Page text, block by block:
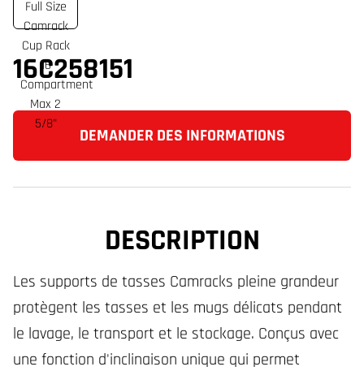
16C258151
DEMANDER DES INFORMATIONS
DESCRIPTION
Les supports de tasses Camracks pleine grandeur
protègent les tasses et les mugs délicats pendant
le lavage, le transport et le stockage. Conçus avec
une fonction d'inclinaison unique qui permet